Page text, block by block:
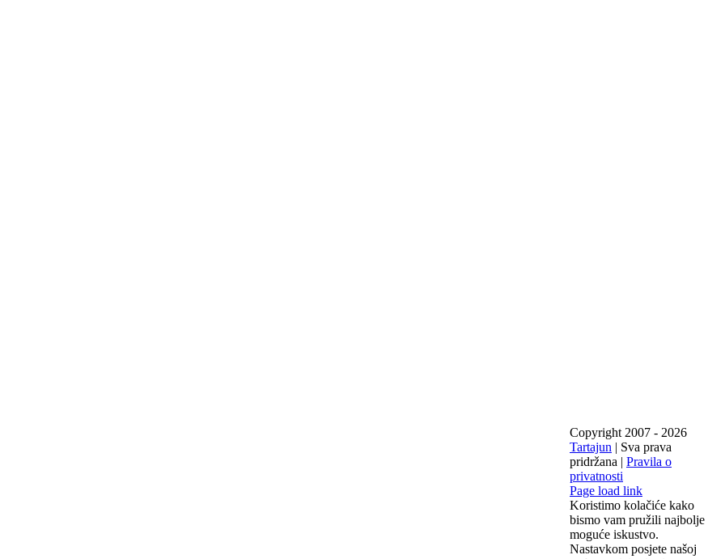
Copyright 2007 - 2026
Tartajun | Sva prava
pridržana | Pravila o
privatnosti
Page load link
Koristimo kolačiće kako
bismo vam pružili najbolje
moguće iskustvo.
Nastavkom posjete našoj